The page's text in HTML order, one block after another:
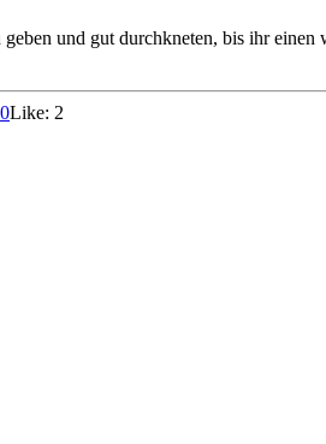
und gut durchkneten, bis ihr
0Like: 2